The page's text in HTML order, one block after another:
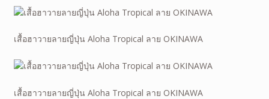
เสื้อฮาวายลายญี่ปุ่น Aloha Tropical ลาย OKINAWA
เสื้อฮาวายลายญี่ปุ่น Aloha Tropical ลาย OKINAWA